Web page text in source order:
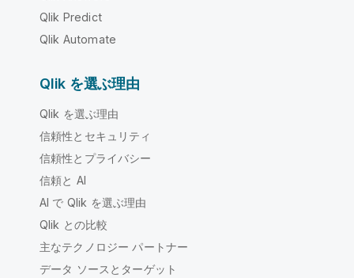
Qlik Predict
Qlik Automate
Qlik を選ぶ理由
Qlik を選ぶ理由
信頼性とセキュリティ
信頼性とプライバシー
信頼と AI
AI で Qlik を選ぶ理由
Qlik との比較
主なテクノロジー パートナー
データ ソースとターゲット